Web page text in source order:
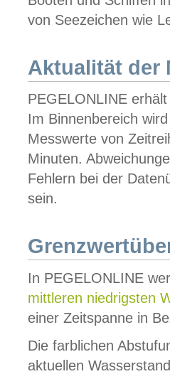
von Seezeichen wie
Aktualität der
PEGELONLINE
Im Binnenbereich
Messwerte von
Minuten.
Fehlern bei der
sein.
In PEGELONLINE
mittleren niedrigsten
einer Zeitspanne in
Die farblichen
aktuellen